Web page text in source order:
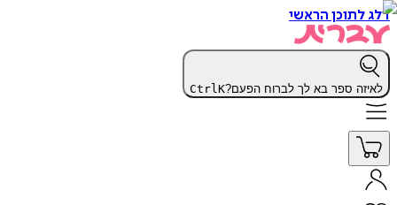
דלג לתוכן הראשי
לאיזה ספר בא לך לברוח הפעם? CtrlK